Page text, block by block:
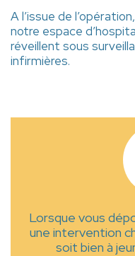
A l’issue de
notre espace
réveillent sous
infirmières.
Lorsque vous
une intervention
soit bien à